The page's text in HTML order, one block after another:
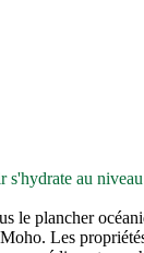
s'hydrate au
le plancher
Les